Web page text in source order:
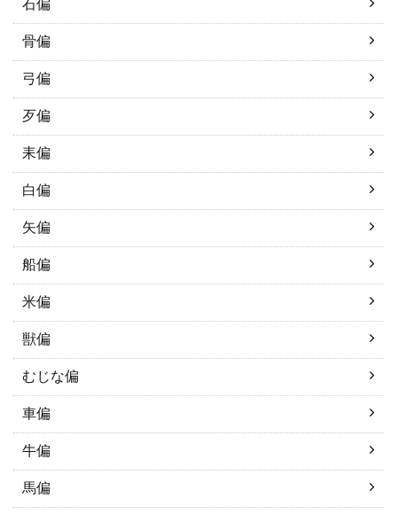
石偏
骨偏
弓偏
歹偏
耒偏
白偏
矢偏
船偏
米偏
獣偏
むじな偏
車偏
牛偏
馬偏